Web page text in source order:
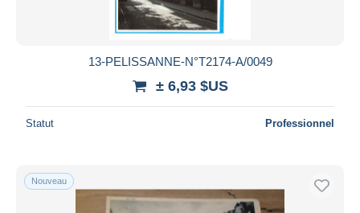
Toutes les durées
Uniquement en réduction
Livraison gratuite
13-PELISSANNE-N°T2174-A/0049
± 6,93 $US
Statut Professionnel
Nouveau